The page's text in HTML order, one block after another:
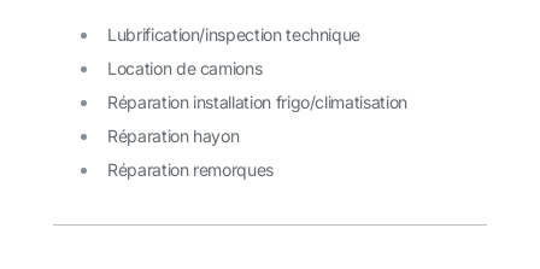
Lubrification/inspection technique
Location de camions
Réparation installation frigo/climatisation
Réparation hayon
Réparation remorques